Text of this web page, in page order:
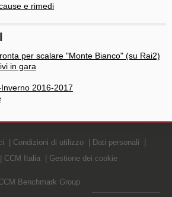
e rimedi
per scalare "Monte Bianco" (su Rai2)
in gara
2016-2017
Condizioni di utilizzo
Dati personali
CCM Italia Gestione dei cookie
Benchmark Group